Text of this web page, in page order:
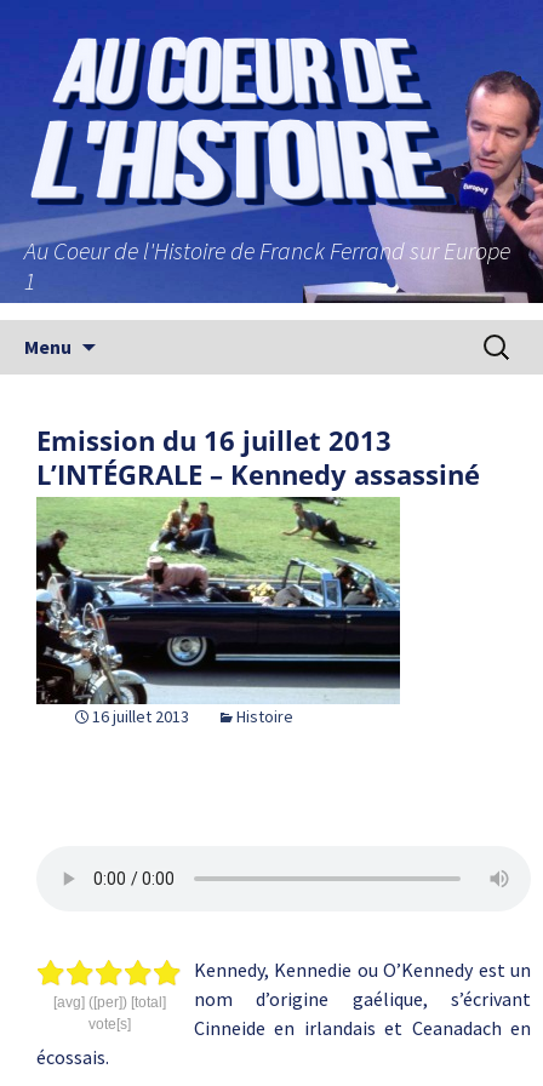
Au Coeur de l'Histoire de Franck Ferrand sur Europe
1
Menu
Emission du 16 juillet 2013
L’INTÉGRALE – Kennedy assassiné
16 juillet 2013 Histoire
[avg] ([per]) [total]
vote[s]
Kennedy, Kennedie ou O’Kennedy est un
nom d’origine gaélique, s’écrivant
Cinneide en irlandais et Ceanadach en
écossais.